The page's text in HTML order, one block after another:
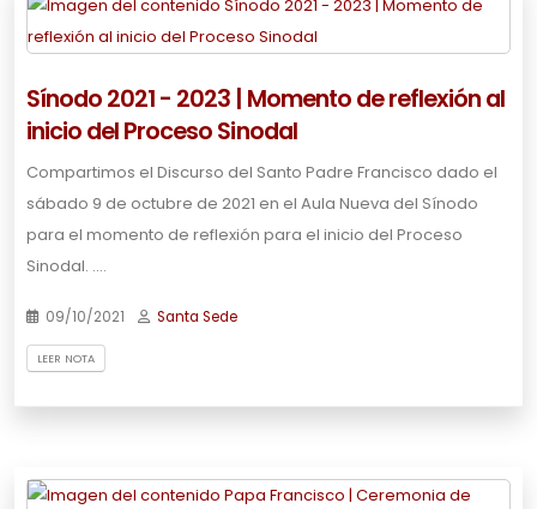
Sínodo 2021 - 2023 | Momento de reflexión al
inicio del Proceso Sinodal
Compartimos el Discurso del Santo Padre Francisco dado el
sábado 9 de octubre de 2021 en el Aula Nueva del Sínodo
para el momento de reflexión para el inicio del Proceso
Sinodal. .…
09/10/2021 Santa Sede
LEER NOTA